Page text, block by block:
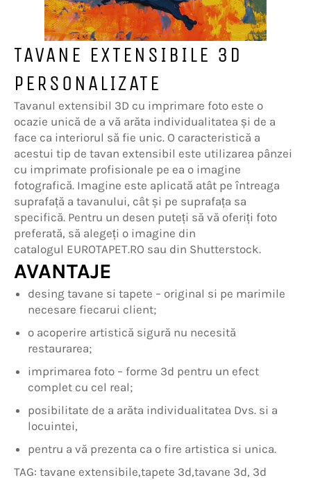
TAVANE EXTENSIBILE 3D
PERSONALIZATE
Tavanul extensibil 3D cu imprimare foto este o
ocazie unică de a vă arăta individualitatea și de a
face ca interiorul să fie unic. O caracteristică a
acestui tip de tavan extensibil este utilizarea pânzei
cu imprimate profisionale pe ea o imagine
fotografică. Imagine este aplicată atât pe întreaga
suprafață a tavanului, cât și pe suprafața sa
specifică. Pentru un desen puteți să vă oferiți foto
preferată, să alegeți o imagine din
catalogul EUROTAPET.RO sau din Shutterstock.
AVANTAJE
desing tavane si tapete – original si pe marimile
necesare fiecarui client;
o acoperire artistică sigură nu necesită
restaurarea;
imprimarea foto – forme 3d pentru un efect
complet cu cel real;
posibilitate de a arăta individualitatea Dvs. si a
locuintei,
pentru a vă prezenta ca o fire artistica si unica.
TAG: tavane extensibile,tapete 3d,tavane 3d, 3d